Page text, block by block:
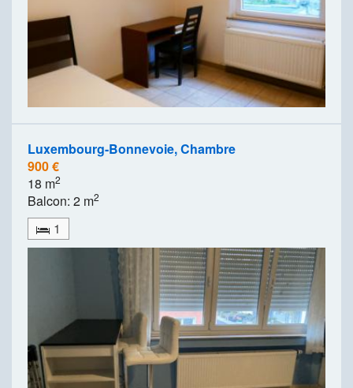
Luxembourg-Bonnevoie, Chambre
900 €
18 m2
Balcon: 2 m2
1